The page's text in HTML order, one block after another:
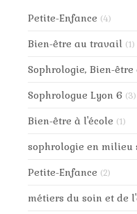
Petite-Enfance (4)
Bien-être au travail (1)
Sophrologie, Bien-être
Sophrologue Lyon 6 (3)
Bien-être à l'école (1)
sophrologie en milieu
Petite-Enfance (2)
métiers du soin et de